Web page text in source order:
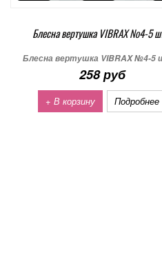
Блесна вертушка VIBRAX №4-5
Блесна вертушка VIBRAX №4-5
258 руб
+ В корзину Подробнее